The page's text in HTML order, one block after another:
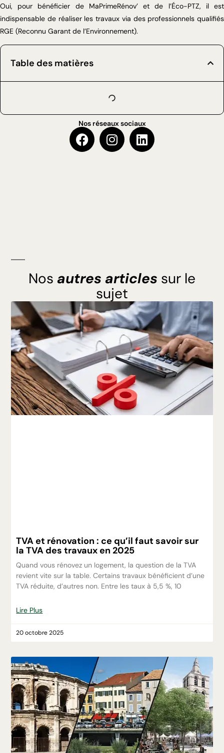
Oui, pour bénéficier de MaPrimeRénov’ et de l’Éco-PTZ, il est
indispensable de réaliser les travaux via des professionnels qualifiés
RGE (Reconnu Garant de l’Environnement).
Table des matières
Nos réseaux sociaux
Nos autres articles sur le
sujet
TVA et rénovation : ce qu’il faut savoir sur
la TVA des travaux en 2025
Quand vous rénovez un logement, la question de la TVA
revient vite sur la table. Certains travaux bénéficient d’une
TVA réduite, d’autres non. Entre les taux à 5,5 %, 10
Lire Plus
20 octobre 2025